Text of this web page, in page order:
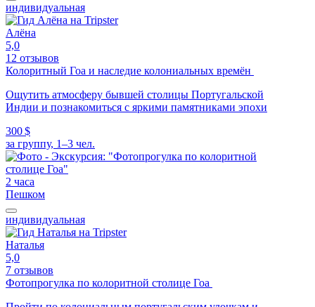
индивидуальная
Алёна
5,0
12 отзывов
Колоритный Гоа и наследие колониальных времён
Ощутить атмосферу бывшей столицы Португальской
Индии и познакомиться с яркими памятниками эпохи
300 $
за группу, 1–3 чел.
2 часа
Пешком
индивидуальная
Наталья
5,0
7 отзывов
Фотопрогулка по колоритной столице Гоа